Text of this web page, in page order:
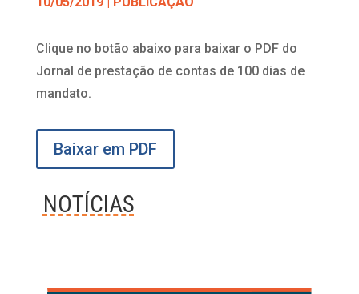
Clique no botão abaixo para baixar o PDF do
Jornal de prestação de contas de 100 dias de
mandato.
Baixar em PDF
NOTÍCIAS